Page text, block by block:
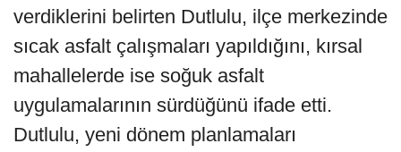
verdiklerini belirten Dutlulu, ilçe merkezinde
sıcak asfalt çalışmaları yapıldığını, kırsal
mahallelerde ise soğuk asfalt
uygulamalarının sürdüğünü ifade etti.
Dutlulu, yeni dönem planlamaları